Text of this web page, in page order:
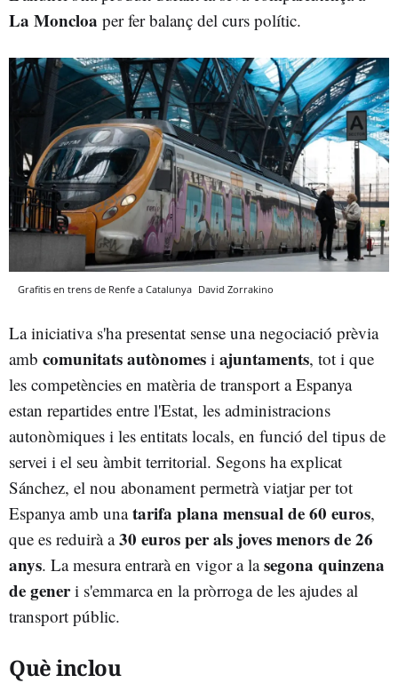
La Moncloa per fer balanç del curs polític.
Grafitis en trens de Renfe a Catalunya David Zorrakino
La iniciativa s'ha presentat sense una negociació prèvia
amb comunitats autònomes i ajuntaments, tot i que
les competències en matèria de transport a Espanya
estan repartides entre l'Estat, les administracions
autonòmiques i les entitats locals, en funció del tipus de
servei i el seu àmbit territorial. Segons ha explicat
Sánchez, el nou abonament permetrà viatjar per tot
Espanya amb unatarifa plana mensual de 60 euros,
que es reduirà a30 euros per als joves menors de 26
anys. La mesura entrarà en vigor a lasegona quinzena
de generi s'emmarca en la pròrroga de les ajudes al
transport públic.
Què inclou